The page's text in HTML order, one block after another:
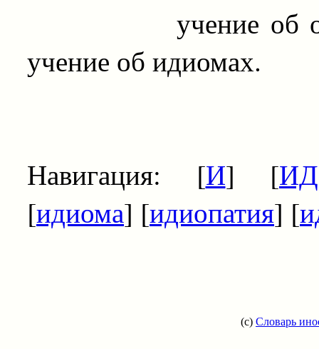
учение об
учение об идиомах.
Навигация: [И] [ИД
[идиома] [идиопатия] [
(c) Словарь